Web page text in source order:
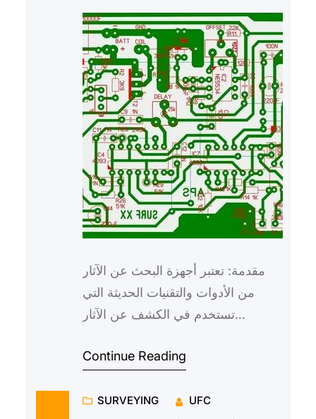
مقدمة: تعتبر أجهزة البحث عن الآثار
من الأدوات والتقنيات الحديثة التي
تستخدم في الكشف عن الآثار
Continue Reading
SURVEYING UFC